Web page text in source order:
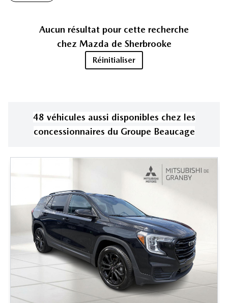
Aucun résultat pour cette recherche
chez Mazda de Sherbrooke
Réinitialiser
48 véhicules aussi disponibles chez les
concessionnaires du Groupe Beaucage